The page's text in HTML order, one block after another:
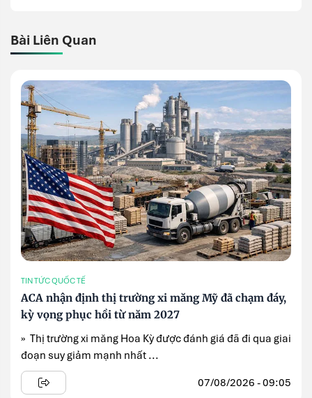
Bài Liên Quan
TIN TỨC QUỐC TẾ
ACA nhận định thị trường xi măng Mỹ đã chạm đáy,
kỳ vọng phục hồi từ năm 2027
» Thị trường xi măng Hoa Kỳ được đánh giá đã đi qua giai
đoạn suy giảm mạnh nhất ...
07/08/2026 - 09:05